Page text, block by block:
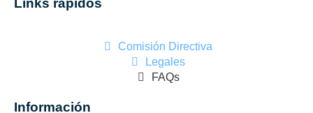
Links rápidos
Comisión Directiva
Legales
FAQs
Información